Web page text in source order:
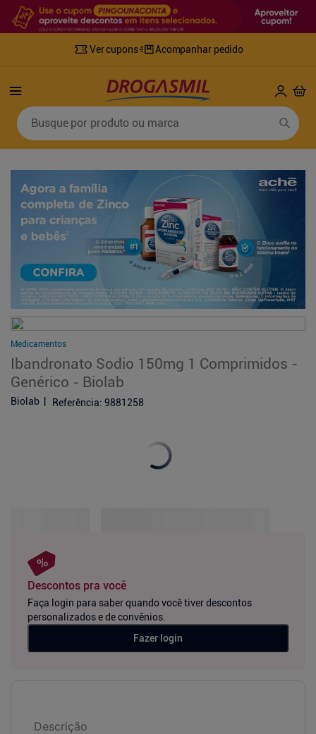
Ver cupons Acompanhar pedido
Busque por produto ou marca
Medicamentos
Ibandronato Sodio 150mg 1 Comprimidos -
Genérico - Biolab
Biolab Referência: 9881258
Descontos pra você
Faça login para saber quando você tiver descontos
personalizados e de convênios.
Fazer login
Descrição
Termos mais buscados
retinol
4º
mounjaro
5º fralda geriatrica
8º
9º
fralda xg
10º shampoo